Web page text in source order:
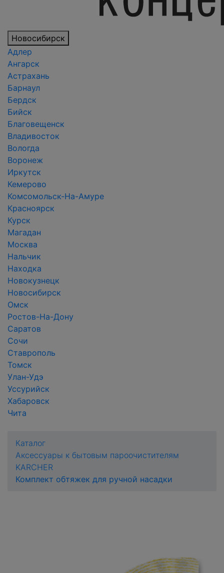
Новосибирск
Адлер
Ангарск
Астрахань
Барнаул
Бердск
Бийск
Благовещенск
Владивосток
Вологда
Воронеж
Иркутск
Кемерово
Комсомольск-На-Амуре
Красноярск
Курск
Магадан
Москва
Нальчик
Находка
Новокузнецк
Новосибирск
Омск
Ростов-На-Дону
Саратов
Сочи
Ставрополь
Томск
Улан-Удэ
Уссурийск
Хабаровск
Чита
Каталог
Аксессуары к бытовым пароочистителям
KARCHER
Комплект обтяжек для ручной насадки